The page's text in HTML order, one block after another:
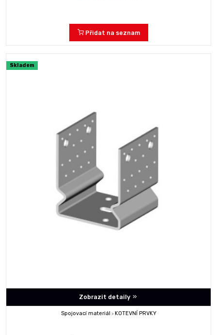
Přidat na seznam
Skladem
Zobrazit detaily
Spojovací materiál > KOTEVNÍ PRVKY